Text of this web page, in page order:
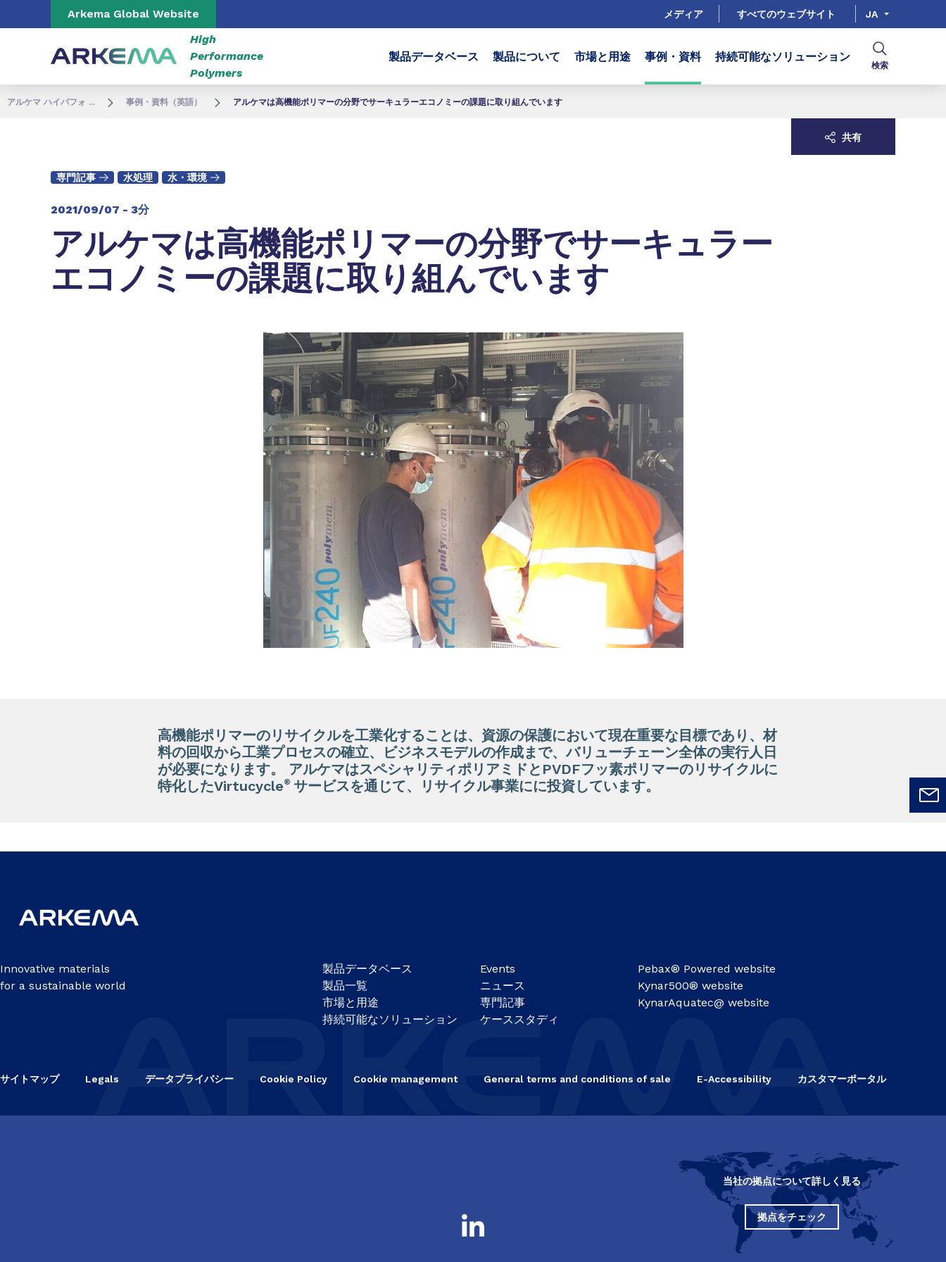
Go to content Go to navigation
Arkema Global Website メディア すべてのウェブサイト JA
High
Performance
Polymers
製品データベース 製品について 市場と用途 事例・資料 持続可能なソリューション
検索
アルケマ ハイパフォ ... 事例・資料（英語） アルケマは高機能ポリマーの分野でサーキュラーエコノミーの課題に取り組んでいます
専門記事 水処理 水・環境
2021/09/07 - 3分
アルケマは高機能ポリマーの分野でサーキュラー
エコノミーの課題に取り組んでいます
共有
高機能ポリマーのリサイクルを工業化することは、資源の保護において現在重要な目標であり、材
料の回収から工業プロセスの確立、ビジネスモデルの作成まで、バリューチェーン全体の実行人日
が必要になります。 アルケマはスペシャリティポリアミドとPVDFフッ素ポリマーのリサイクルに
特化したVirtucycle® サービスを通じて、リサイクル事業にに投資しています。
Innovative materials
for a sustainable world
製品データベース
製品一覧
市場と用途
持続可能なソリューション
Events
ニュース
専門記事
ケーススタディ
Pebax® Powered website
Kynar500® website
KynarAquatec@ website
サイトマップ Legals データプライバシー Cookie Policy Cookie management General terms and conditions of sale E-Accessibility カスタマーポータル
当社の拠点について詳しく見る
拠点をチェック